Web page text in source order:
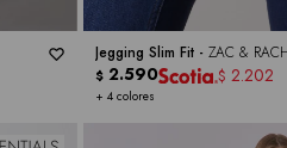
Jegging Slim Fit - ZAC &
+ 4 colores
$ 2.590 $ 2.202